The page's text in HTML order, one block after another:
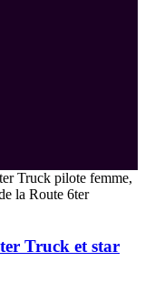
Truck et star